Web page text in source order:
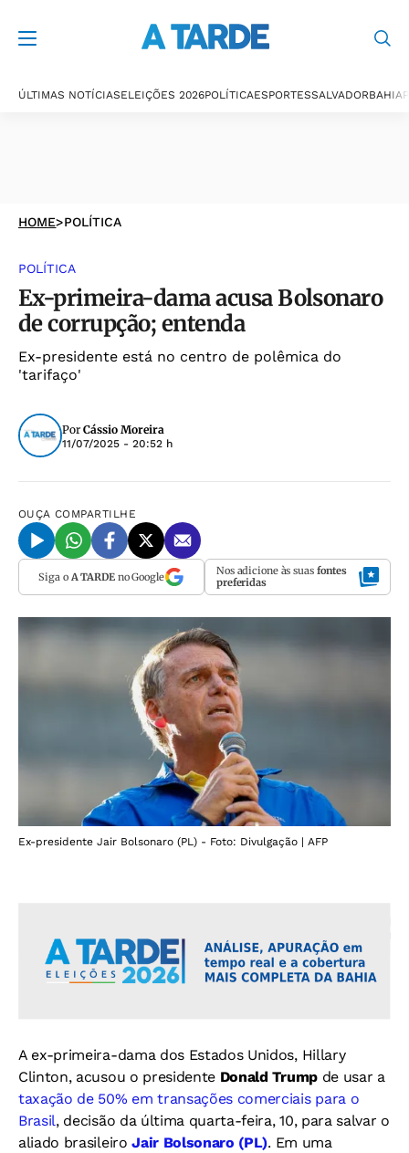
ÚLTIMAS NOTÍCIASELEIÇÕES 2026POLÍTICAESPORTESSALVADORBAHIA
HOME>POLÍTICA
POLÍTICA
Ex-primeira-dama acusa Bolsonaro
de corrupção; entenda
Ex-presidente está no centro de polêmica do
'tarifaço'
Por Cássio Moreira
11/07/2025 - 20:52 h
OUÇA COMPARTILHE
Siga o A TARDEno Google Nos adicione às suas fontes
preferidas
Ex-presidente Jair Bolsonaro (PL) - Foto: Divulgação | AFP
A ex-primeira-dama dos Estados Unidos, Hillary
Clinton, acusou o presidente Donald Trumpde usar a
taxação de 50% em transações comerciais para o
Brasil, decisão da última quarta-feira, 10, para salvar o
aliado brasileiroJair Bolsonaro (PL). Em uma